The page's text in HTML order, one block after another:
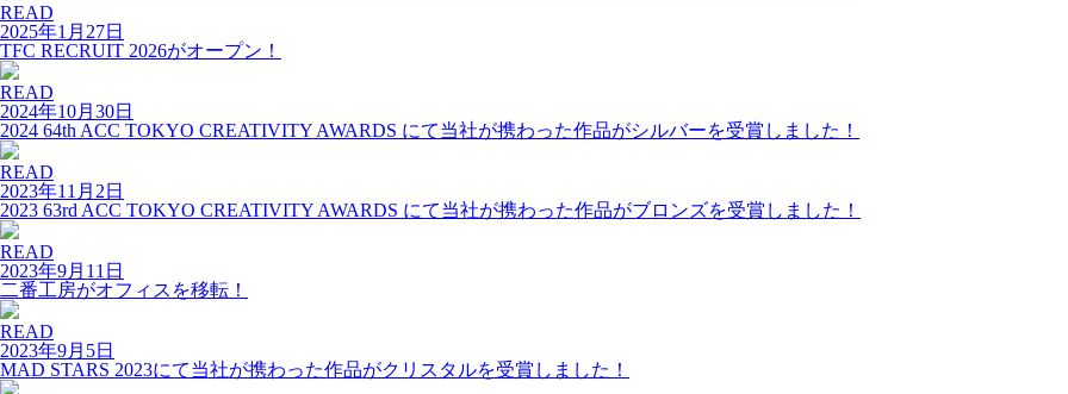
READ
2025年1月27日
TFC RECRUIT 2026がオープン！
READ
2024年10月30日
2024 64th ACC TOKYO CREATIVITY AWARDS にて当社が携わった作品がシルバーを受賞しました！
READ
2023年11月2日
2023 63rd ACC TOKYO CREATIVITY AWARDS にて当社が携わった作品がブロンズを受賞しました！
READ
2023年9月11日
二番工房がオフィスを移転！
READ
2023年9月5日
MAD STARS 2023にて当社が携わった作品がクリスタルを受賞しました！